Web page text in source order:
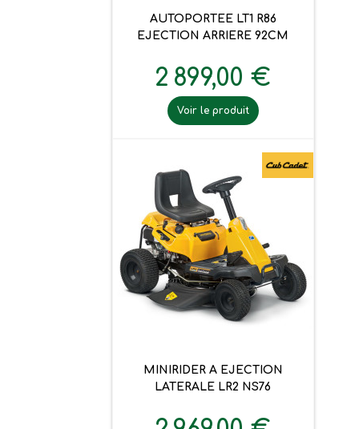
AUTOPORTEE LT1 R86
EJECTION ARRIERE 92CM
2 899,00 €
Voir le produit
MINIRIDER A EJECTION
LATERALE LR2 NS76